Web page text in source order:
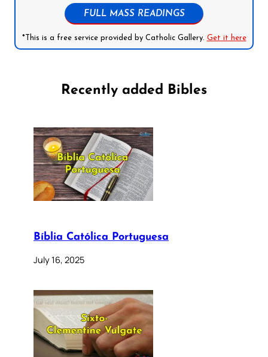
FULL MASS READINGS
*This is a free service provided by Catholic Gallery. Get it here
Recently added Bibles
Bíblia Católica Portuguesa
July 16, 2025